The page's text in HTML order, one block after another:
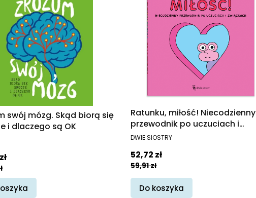
swój mózg. Skąd biorą się
i dlaczego są OK
Ratunku, miłość! Niecodzienny
przewodnik po uczuciach i
związkach
PRODUCENT
DWIE SIOSTRY
Cena promocyjna
52,72 zł
59,91 zł
Do koszyka